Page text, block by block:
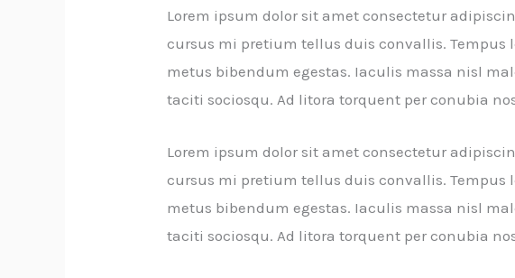
Lorem ipsum dolor sit amet consectetur
cursus mi pretium tellus duis convallis.
metus bibendum egestas. Iaculis massa nisl
taciti sociosqu. Ad litora torquent per conubia
Lorem ipsum dolor sit amet consectetur
cursus mi pretium tellus duis convallis.
metus bibendum egestas. Iaculis massa nisl
taciti sociosqu. Ad litora torquent per conubia